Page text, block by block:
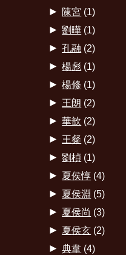
► 陳宮 (1)
► 劉曄 (1)
► 孔融 (2)
► 楊彪 (1)
► 楊修 (1)
► 王朗 (2)
► 華歆 (2)
► 王粲 (2)
► 劉楨 (1)
► 夏侯惇 (4)
► 夏侯淵 (5)
► 夏侯尚 (3)
► 夏侯玄 (2)
► 典韋 (4)